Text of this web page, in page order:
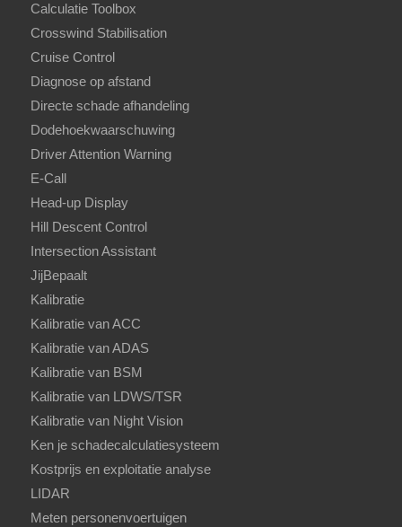
Calculatie Toolbox
Crosswind Stabilisation
Cruise Control
Diagnose op afstand
Directe schade afhandeling
Dodehoekwaarschuwing
Driver Attention Warning
E-Call
Head-up Display
Hill Descent Control
Intersection Assistant
JijBepaalt
Kalibratie
Kalibratie van ACC
Kalibratie van ADAS
Kalibratie van BSM
Kalibratie van LDWS/TSR
Kalibratie van Night Vision
Ken je schadecalculatiesysteem
Kostprijs en exploitatie analyse
LIDAR
Meten personenvoertuigen